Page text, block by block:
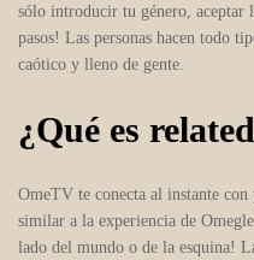
sólo introducir tu género, aceptar
pasos! Las personas hacen todo
caótico y lleno de gente.
¿Qué es
OmeTV te conecta al instante con
similar a la experiencia de
lado del mundo o de la esquina!